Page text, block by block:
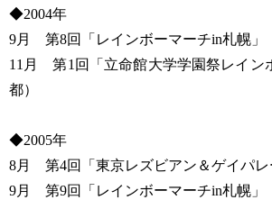
◆2004年
9月 第8回「レインボーマーチin札幌」
11月 第1回「立命館大学学園祭レイン
都）
◆2005年
8月 第4回「東京レズビアン＆ゲイパレ
9月 第9回「レインボーマーチin札幌」